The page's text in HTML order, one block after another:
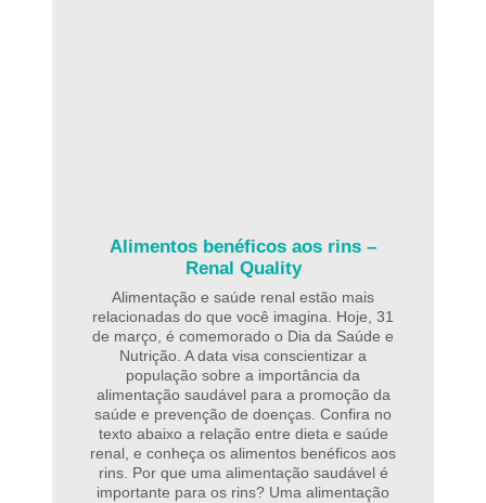
Alimentos benéficos aos rins –
Renal Quality
Alimentação e saúde renal estão mais
relacionadas do que você imagina. Hoje, 31
de março, é comemorado o Dia da Saúde e
Nutrição. A data visa conscientizar a
população sobre a importância da
alimentação saudável para a promoção da
saúde e prevenção de doenças. Confira no
texto abaixo a relação entre dieta e saúde
renal, e conheça os alimentos benéficos aos
rins. Por que uma alimentação saudável é
importante para os rins? Uma alimentação